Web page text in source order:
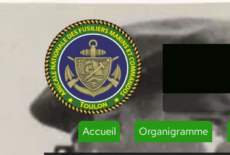
Accueil Organigramme